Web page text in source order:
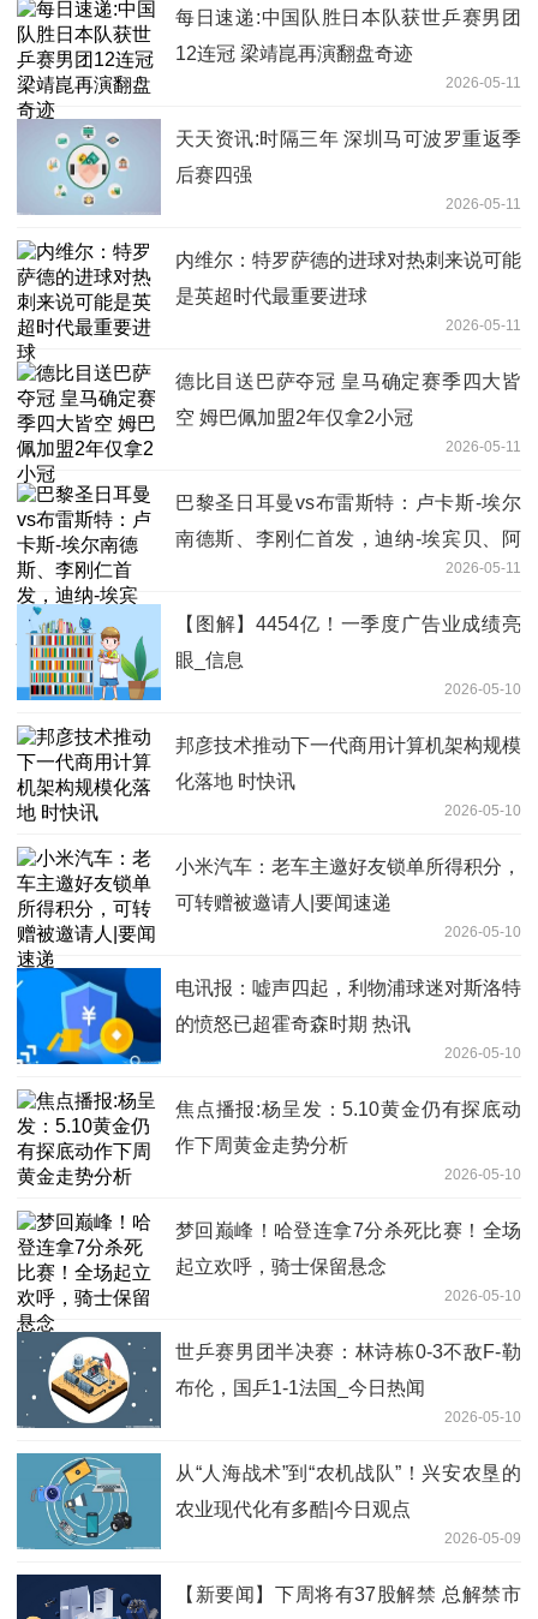
每日速递:中国队胜日本队获世乒赛男团
12连冠 梁靖崑再演翻盘奇迹
2026-05-11
天天资讯:时隔三年 深圳马可波罗重返季
后赛四强
2026-05-11
内维尔：特罗萨德的进球对热刺来说可能
是英超时代最重要进球
2026-05-11
德比目送巴萨夺冠 皇马确定赛季四大皆
空 姆巴佩加盟2年仅拿2小冠
2026-05-11
巴黎圣日耳曼vs布雷斯特：卢卡斯-埃尔
南德斯、李刚仁首发，迪纳-埃宾贝、阿
2026-05-11
【图解】4454亿！一季度广告业成绩亮
眼_信息
2026-05-10
邦彦技术推动下一代商用计算机架构规模
化落地 时快讯
2026-05-10
小米汽车：老车主邀好友锁单所得积分，
可转赠被邀请人|要闻速递
2026-05-10
电讯报：嘘声四起，利物浦球迷对斯洛特
的愤怒已超霍奇森时期 热讯
2026-05-10
焦点播报:杨呈发：5.10黄金仍有探底动
作下周黄金走势分析
2026-05-10
梦回巅峰！哈登连拿7分杀死比赛！全场
起立欢呼，骑士保留悬念
2026-05-10
世乒赛男团半决赛：林诗栋0-3不敌F-勒
布伦，国乒1-1法国_今日热闻
2026-05-10
从“人海战术”到“农机战队”！兴安农垦的
农业现代化有多酷|今日观点
2026-05-09
【新要闻】下周将有37股解禁 总解禁市